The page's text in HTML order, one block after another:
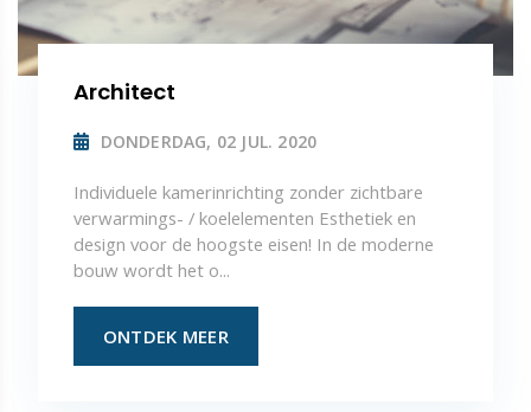
Architect
DONDERDAG, 02 JUL. 2020
Individuele kamerinrichting zonder zichtbare
verwarmings- / koelelementen Esthetiek en
design voor de hoogste eisen! In de moderne
bouw wordt het o...
ONTDEK MEER